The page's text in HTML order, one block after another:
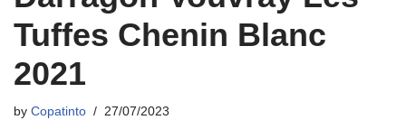
Tuffes Chenin Blanc
2021
by Copatinto 27/07/2023